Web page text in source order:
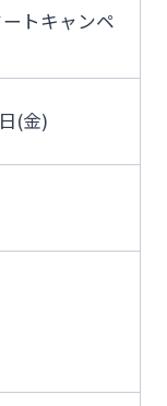
トキャンペ
(金)